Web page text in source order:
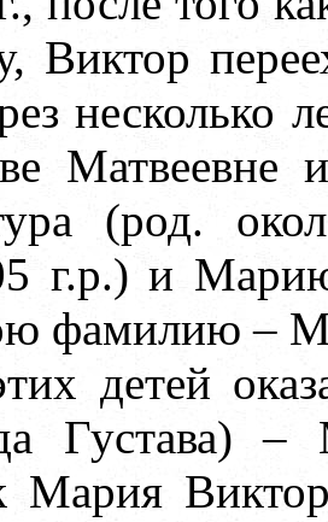
Виктор
несколько
Матвеевне
(род.
г.р.) и
фамилию –
детей
Густава)
Мария